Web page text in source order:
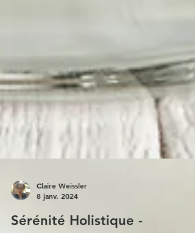
Claire Weissler